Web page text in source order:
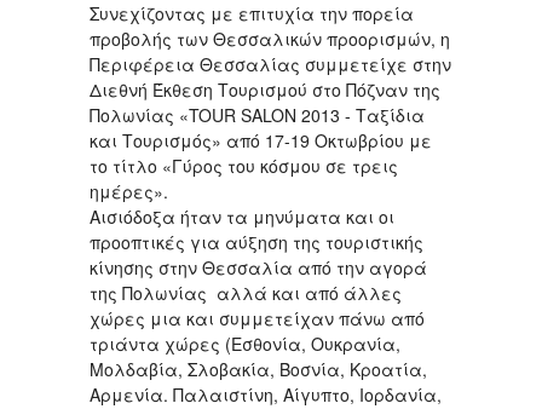
Συνεχίζοντας με επιτυχία την πορεία
προβολής των Θεσσαλικών προορισμών, η
Περιφέρεια Θεσσαλίας συμμετείχε στην
Διεθνή Έκθεση Τουρισμού στο Πόζναν της
Πολωνίας «TOUR SALON 2013 - Ταξίδια
και Τουρισμός» από 17-19 Οκτωβρίου με
το τίτλο «Γύρος του κόσμου σε τρεις
ημέρες».
Αισιόδοξα ήταν τα μηνύματα και οι
προοπτικές για αύξηση της τουριστικής
κίνησης στην Θεσσαλία από την αγορά
της Πολωνίας αλλά και από άλλες
χώρες μια και συμμετείχαν πάνω από
τριάντα χώρες (Εσθονία, Ουκρανία,
Μολδαβία, Σλοβακία, Βοσνία, Κροατία,
Αρμενία. Παλαιστίνη, Αίγυπτο, Ιορδανία,